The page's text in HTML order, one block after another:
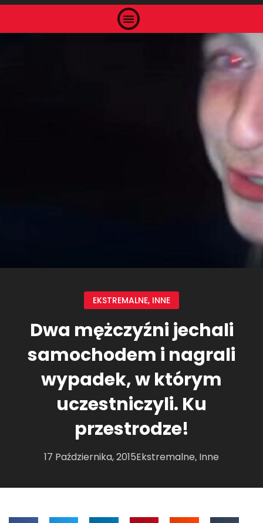
EKSTREMALNE, INNE
Dwa mężczyźni jechali
samochodem i nagrali
wypadek, w którym
uczestniczyli. Ku
przestrodze!
17 Października, 2015Ekstremalne, Inne